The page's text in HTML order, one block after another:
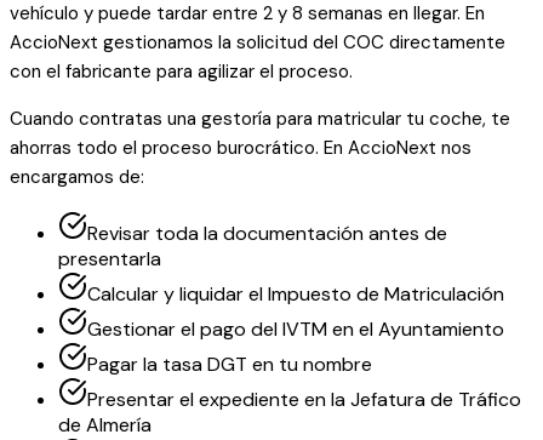
vehículo y puede tardar entre 2 y 8 semanas en llegar. En
AccioNext gestionamos la solicitud del COC directamente
con el fabricante para agilizar el proceso.
Cuando contratas una gestoría para matricular tu coche, te
ahorras todo el proceso burocrático. En AccioNext nos
encargamos de:
Revisar toda la documentación antes de
presentarla
Calcular y liquidar el Impuesto de Matriculación
Gestionar el pago del IVTM en el Ayuntamiento
Pagar la tasa DGT en tu nombre
Presentar el expediente en la Jefatura de Tráfico
de Almería